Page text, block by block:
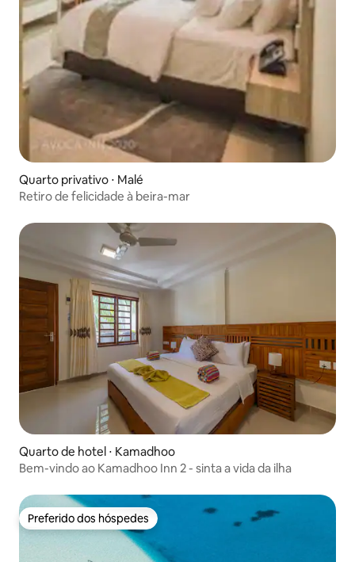
Quarto privativo ⋅ Malé
Retiro de felicidade à beira-mar
Quarto de hotel ⋅ Kamadhoo
Bem-vindo ao Kamadhoo Inn 2 - sinta a vida da ilha
Preferido dos hóspedes
Preferido dos hóspedes